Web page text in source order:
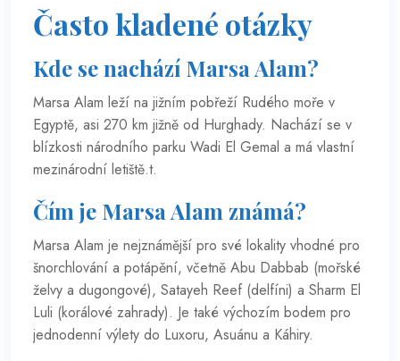
Často kladené otázky
Kde se nachází Marsa Alam?
Marsa Alam leží na jižním pobřeží Rudého moře v
Egyptě, asi 270 km jižně od Hurghady. Nachází se v
blízkosti národního parku Wadi El Gemal a má vlastní
mezinárodní letiště.t.
Čím je Marsa Alam známá?
Marsa Alam je nejznámější pro své lokality vhodné pro
šnorchlování a potápění, včetně Abu Dabbab (mořské
želvy a dugongové), Satayeh Reef (delfíni) a Sharm El
Luli (korálové zahrady). Je také výchozím bodem pro
jednodenní výlety do Luxoru, Asuánu a Káhiry.